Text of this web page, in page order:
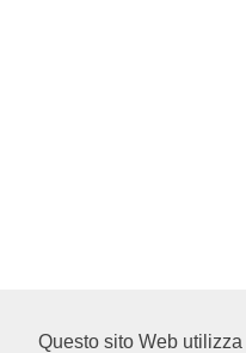
Questo sito Web